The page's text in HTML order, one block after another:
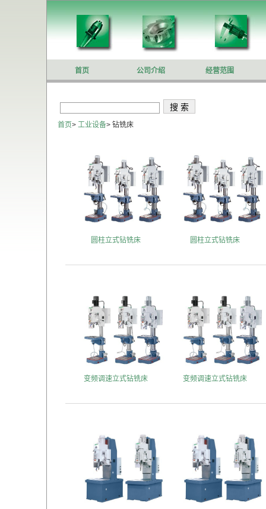
首页 公司介绍 经营范围
首页> 工业设备> 钻铣床
圆柱立式钻铣床 圆柱立式钻铣床
变频调速立式钻铣床 变频调速立式钻铣床